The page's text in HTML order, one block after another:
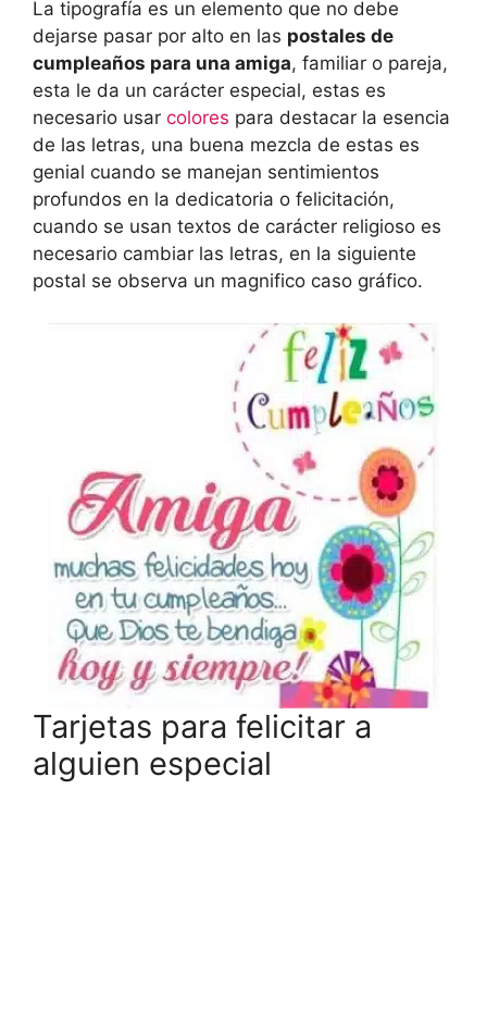
La tipografía es un elemento que no debe
dejarse pasar por alto en las postales de
cumpleaños para una amiga, familiar o pareja,
esta le da un carácter especial, estas es
necesario usar colores para destacar la esencia
de las letras, una buena mezcla de estas es
genial cuando se manejan sentimientos
profundos en la dedicatoria o felicitación,
cuando se usan textos de carácter religioso es
necesario cambiar las letras, en la siguiente
postal se observa un magnifico caso gráfico.
Tarjetas para felicitar a
alguien especial